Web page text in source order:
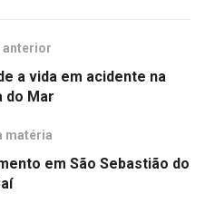
anterior
a vida em acidente na
do Mar
matéria
em São Sebastião do